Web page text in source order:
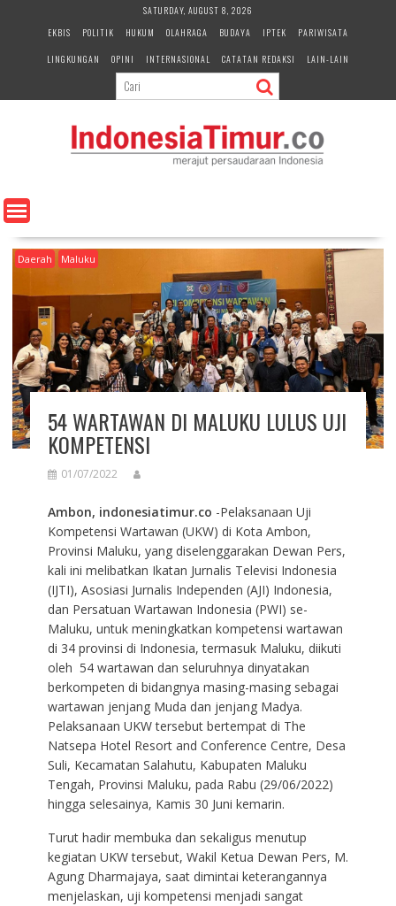
e
n
SATURDAY, AUGUST 8, 2026
EKBIS
POLITIK HUKUM OLAHRAGA BUDAYA IPTEK
PARIWISATA
LINGKUNGAN
OPINI INTERNASIONAL CATATAN REDAKSI LAIN-LAIN
Daerah Maluku
54 WARTAWAN DI MALUKU LULUS UJI
KOMPETENSI
01/07/2022
Ambon, indonesiatimur.co -Pelaksanaan Uji
Kompetensi Wartawan (UKW) di Kota Ambon,
Provinsi Maluku, yang diselenggarakan Dewan Pers,
kali ini melibatkan Ikatan Jurnalis Televisi Indonesia
(IJTI), Asosiasi Jurnalis Independen (AJI) Indonesia,
dan Persatuan Wartawan Indonesia (PWI) se-
Maluku, untuk meningkatkan kompetensi wartawan
di 34 provinsi di Indonesia, termasuk Maluku, diikuti
oleh 54 wartawan dan seluruhnya dinyatakan
berkompeten di bidangnya masing-masing sebagai
wartawan jenjang Muda dan jenjang Madya.
Pelaksanaan UKW tersebut bertempat di The
Natsepa Hotel Resort and Conference Centre, Desa
Suli, Kecamatan Salahutu, Kabupaten Maluku
Tengah, Provinsi Maluku, pada Rabu (29/06/2022)
hingga selesainya, Kamis 30 Juni kemarin.
Turut hadir membuka dan sekaligus menutup
kegiatan UKW tersebut, Wakil Ketua Dewan Pers, M.
Agung Dharmajaya, saat dimintai keterangannya
menjelaskan, uji kompetensi menjadi sangat